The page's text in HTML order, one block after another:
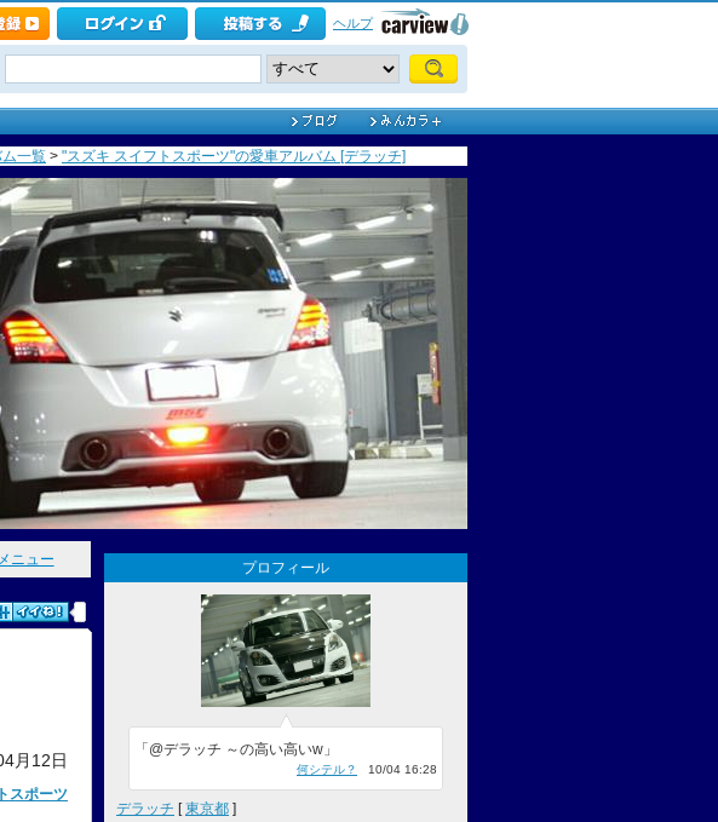
ヘルプ
一覧 > "スズキ スイフトスポーツ"の愛車アルバム [デラッチ]
ニュー
月12日
スポーツ
プロフィール
「@デラッチ ～の高い高いw」
何シテル？ 10/04 16:28
デラッチ [東京都 ]